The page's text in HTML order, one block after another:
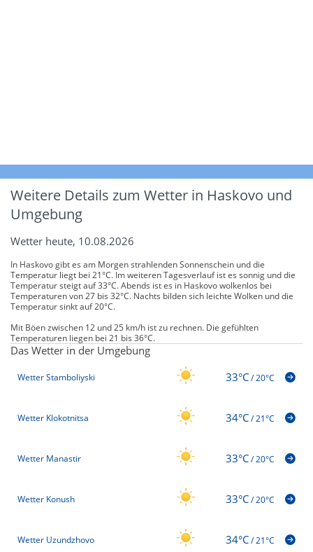
Weitere Details zum Wetter in Haskovo und
Umgebung
Wetter heute, 10.08.2026
In Haskovo gibt es am Morgen strahlenden Sonnenschein und die
Temperatur liegt bei 21°C. Im weiteren Tagesverlauf ist es sonnig und die
Temperatur steigt auf 33°C. Abends ist es in Haskovo wolkenlos bei
Temperaturen von 27 bis 32°C. Nachts bilden sich leichte Wolken und die
Temperatur sinkt auf 20°C.
Mit Böen zwischen 12 und 25 km/h ist zu rechnen. Die gefühlten
Temperaturen liegen bei 21 bis 36°C.
Das Wetter in der Umgebung
Wetter Stamboliyski 33°C/20°C
Wetter Klokotnitsa 34°C/21°C
Wetter Manastir 33°C/20°C
Wetter Konush 33°C/20°C
Wetter Uzundzhovo 34°C/21°C